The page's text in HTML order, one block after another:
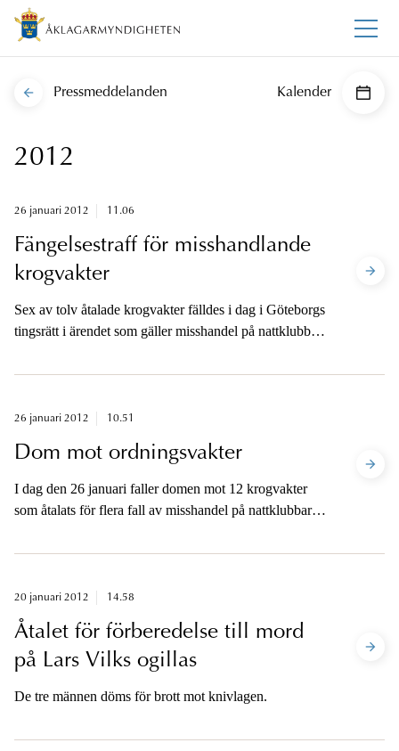
Pressmeddelanden Kalender
2012
26 januari 2012 11.06
Fängelsestraff för misshandlande
krogvakter
Sex av tolv åtalade krogvakter fälldes i dag i Göteborgs
tingsrätt i ärendet som gäller misshandel på nattklubbar.
26 januari 2012 10.51
Dom mot ordningsvakter
I dag den 26 januari faller domen mot 12 krogvakter
som åtalats för flera fall av misshandel på nattklubbar i
20 januari 2012 14.58
Åtalet för förberedelse till mord
på Lars Vilks ogillas
De tre männen döms för brott mot knivlagen.